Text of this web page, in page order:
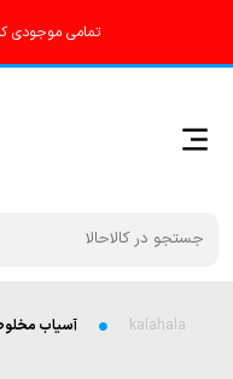
تمامی موجودی
kalahala آسیاب